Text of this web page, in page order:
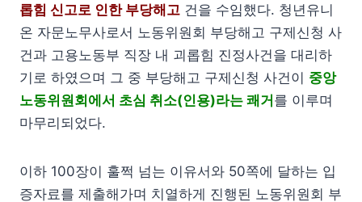
롭힘 신고로 인한 부당해고 건을 수임했다. 청년유니
온 자문노무사로서 노동위원회 부당해고 구제신청 사
건과 고용노동부 직장 내 괴롭힘 진정사건을 대리하
기로 하였으며 그 중 부당해고 구제신청 사건이 중앙
노동위원회에서 초심 취소(인용)라는 쾌거 를 이루며
마무리되었다.
이하 100장이 훌쩍 넘는 이유서와 50쪽에 달하는 입
증자료를 제출해가며 치열하게 진행된 노동위원회 부